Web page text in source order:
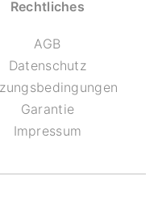
Rechtliches
AGB
Datenschutz
Garantie
Impressum